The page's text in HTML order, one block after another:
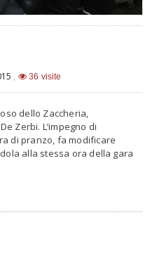
, 36 visite
dello Zaccheria,
Zerbi. L’impegno di
di pranzo, fa modificare
alla stessa ora della gara